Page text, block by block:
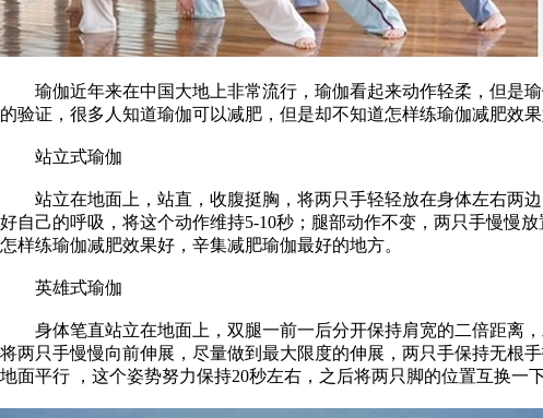
瑜伽近年来在中国大地上非常流行，瑜伽看起来动作轻柔，但是瑜
的验证，很多人知道瑜伽可以减肥，但是却不知道怎样练瑜伽减肥效
站立式瑜伽
站立在地面上，站直，收腹挺胸，将两只手轻轻放在身体左右两边
好自己的呼吸，将这个动作维持5-10秒；腿部动作不变，两只手慢慢
怎样练瑜伽减肥效果好，辛集减肥瑜伽最好的地方。
英雄式瑜伽
身体笔直站立在地面上，双腿一前一后分开保持肩宽的二倍距离，
将两只手慢慢向前伸展，尽量做到最大限度的伸展，两只手保持无根
地面平行 ，这个姿势努力保持20秒左右，之后将两只脚的位置互换一